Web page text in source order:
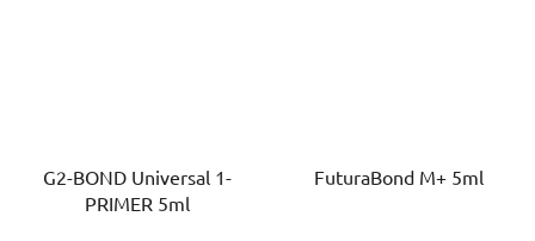
G2-BOND Universal 1-
PRIMER 5ml
FuturaBond M+ 5ml